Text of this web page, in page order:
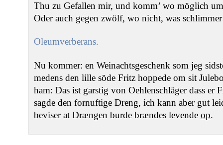
Thu zu Gefallen mir, und komm’ wo möglich
Oder auch gegen zwölf, wo nicht, was
Oleumverberans.
Nu kommer: en Weinachtsgeschenk som jeg
medens den lille söde Fritz hoppede om sit
ham: Das ist garstig von Oehlenschläger dass er
sagde den fornuftige Dreng, ich kann aber gut
beviser at Drængen burde brændes levende op.